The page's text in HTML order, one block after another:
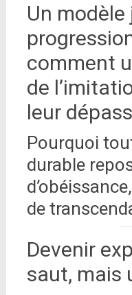
Un
comment
de
leur
Pourquoi
durable
de
Devenir
saut, mais